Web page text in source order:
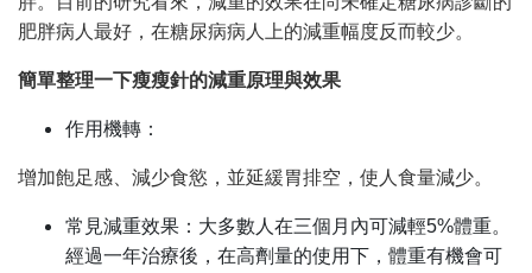
肥胖病人最好，在糖尿病病人上的減重幅度反而較少。
簡單整理一下瘦瘦針的減重原理與效果
作用機轉：
增加飽足感、減少食慾，並延緩胃排空，使人食量減少。
常見減重效果：大多數人在三個月內可減輕5%體重。
經過一年治療後，在高劑量的使用下，體重有機會可